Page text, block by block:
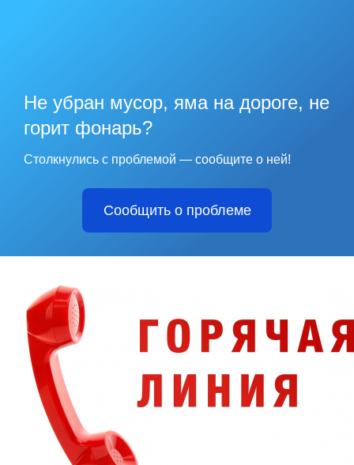
Не убран мусор, яма на дороге, не
горит фонарь?
Столкнулись с проблемой — сообщите о ней!
Сообщить о проблеме